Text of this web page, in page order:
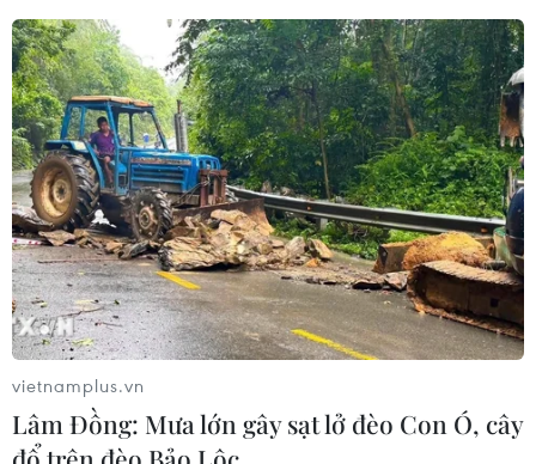
vietnamplus.vn
Lâm Đồng: Mưa lớn gây sạt lở đèo Con Ó, cây